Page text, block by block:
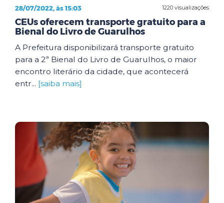
1220 visualizações
28/07/2022, às 15:03
CEUs oferecem transporte gratuito para a
Bienal do Livro de Guarulhos
A Prefeitura disponibilizará transporte gratuito
para a 2ª Bienal do Livro de Guarulhos, o maior
encontro literário da cidade, que acontecerá
entr... [saiba mais]